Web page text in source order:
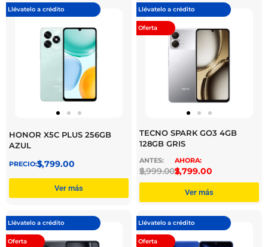
Llévatelo a crédito
HONOR X5C PLUS 256GB
AZUL
$
3,799.00
Ver más
Llévatelo a crédito
Oferta
TECNO SPARK GO3 4GB
128GB GRIS
$
2,999.00$
2,799.00
Ver más
Llévatelo a crédito
Oferta
Llévatelo a crédito
Oferta